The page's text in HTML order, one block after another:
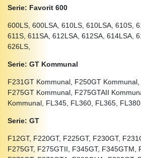
Serie: Favorit 600
600LS, 600LSA, 610LS, 610LSA, 610S,
611S, 611SA, 612LSA, 612SA, 614LSA,
626LS,
Serie: GT Kommunal
F231GT Kommunal, F250GT
F275GT Kommunal, F275GTAII
Kommunal, FL345, FL360, FL365,
Serie: GT
F12GT, F220GT, F225GT, F230GT,
F275GT, F275GTII, F345GT, F345GTM,